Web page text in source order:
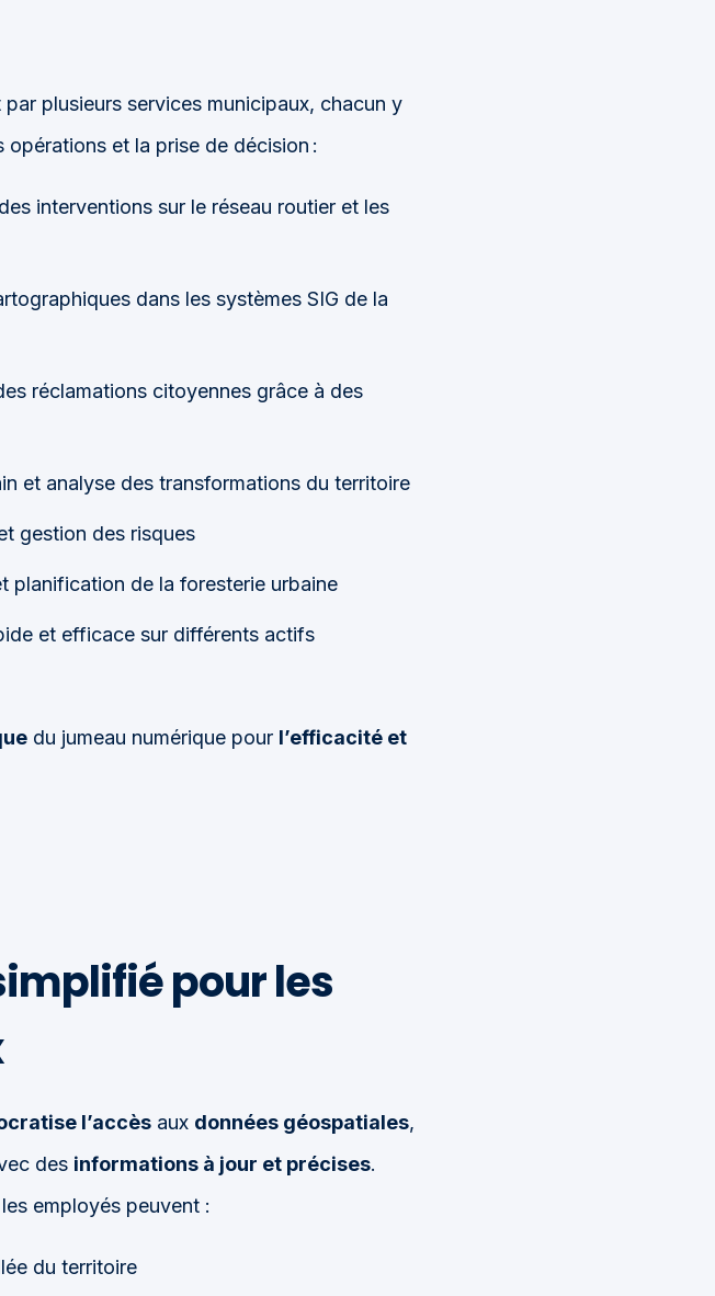
plusieurs services municipaux, chacun y
et la prise de décision :
interventions sur le réseau routier et les
dans les systèmes SIG de la
réclamations citoyennes grâce à des
et analyse des transformations du territoire
gestion des risques
planification de la foresterie urbaine
et efficace sur différents actifs
du jumeau numérique pour l’efficacité et
pour les
l’accèsaux données géospatiales,
des informations à jour et précises.
employés peuvent :
du territoire